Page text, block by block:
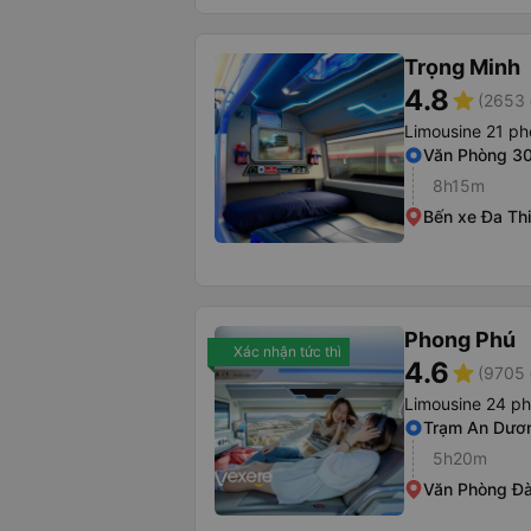
Trọng Minh
4.8star (2653
Limousine 21
Văn Phòng
8h15m
Bến xe Đa
Xác nhận tức thì Phong Phú
4.6star (9705
Limousine 24
Trạm An
5h20m
Văn Phòng